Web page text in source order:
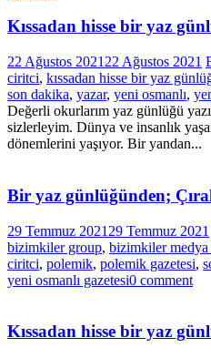
Kıssadan hisse bir yaz
22 Ağustos 2021 22 Ağustos 2021
ciritci, kıssadan hisse bir yaz
son dakika, yazar, yeni osmanlı,
Değerli okurlarım yaz günlüğü
sizlerleyim. Dünya ve insanlık
dönemlerini yaşıyor. Bir yandan...
Bir yaz günlüğünden;
29 Temmuz 2021 29 Temmuz 2021
bizimkiler group, bizimkiler medya
ciritci, polemik, polemik gazetesi,
yeni osmanlı gazetesi0 comment
Kıssadan hisse bir yaz